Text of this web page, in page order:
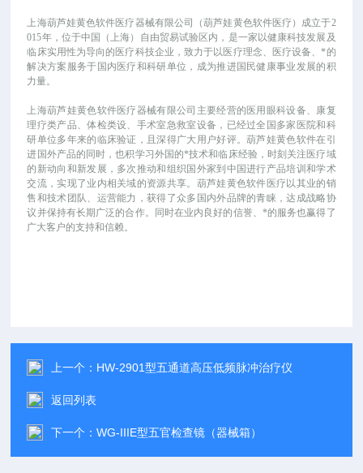
上海葫芦娃黄色软件医疗器械有限公司（葫芦娃黄色软件医疗）成立于2
015年，位于中国（上海）自由贸易试验区内，是一家以健康科技发展及
临床实用性为导向的医疗科技企业，致力于以医疗理念、医疗设备、*的
解决方案服务于国内医疗和科研单位，成为推进国民健康事业发展的积
力量。
上海葫芦娃黄色软件医疗器械有限公司主要经营的医用眼科设备、康复
理疗类产品、体检类设、手术室急救室设备，已经过全国多家医院和科
研单位多年来的临床验证，且深得广大用户好评。葫芦娃黄色软件在引
进国外产品的同时，也积学习外国的*技术和临床经验，时刻关注医疗域
的新动向和新发展，多次推动和组织国外家到中国进行产品培训和学术
交流，实现了业内相关域的资源共享。葫芦娃黄色软件医疗以其业的销
售和技术团队、运营能力，获得了众多国内外品牌的青睐，达成战略协
议并保持有长期广泛的合作。同时在业内良好的信誉、*的服务也赢得了
广大客户的支持和信赖。
上一个： HW-2901型五通道高压低频脉冲治疗仪
返回列表
下一个：WG-IIIE型五官检查镜（器械箱）